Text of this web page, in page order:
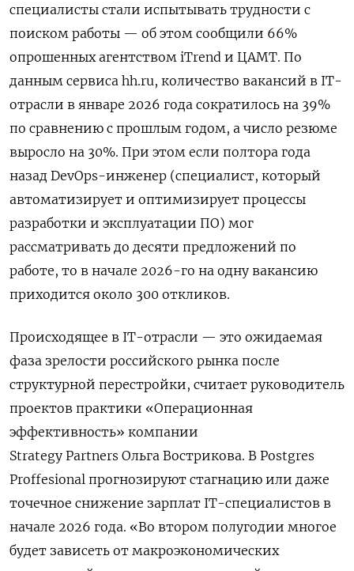
специалисты стали испытывать трудности с
поиском работы — об этом сообщили 66%
опрошенных агентством iTrend и ЦАМТ. По
данным сервиса hh.ru, количество вакансий в IT-
отрасли в январе 2026 года сократилось на 39%
по сравнению с прошлым годом, а число резюме
выросло на 30%. При этом если полтора года
назад DevOps-инженер (специалист, который
автоматизирует и оптимизирует процессы
разработки и эксплуатации ПО) мог
рассматривать до десяти предложений по
работе, то в начале 2026-го на одну вакансию
приходится около 300 откликов.
Происходящее в IT-отрасли — это ожидаемая
фаза зрелости российского рынка после
структурной перестройки, считает руководитель
проектов практики «Операционная
эффективность» компании
Strategy Partners Ольга Вострикова. В Postgres
Proffesional прогнозируют стагнацию или даже
точечное снижение зарплат IT-специалистов в
начале 2026 года. «Во втором полугодии многое
будет зависеть от макроэкономических